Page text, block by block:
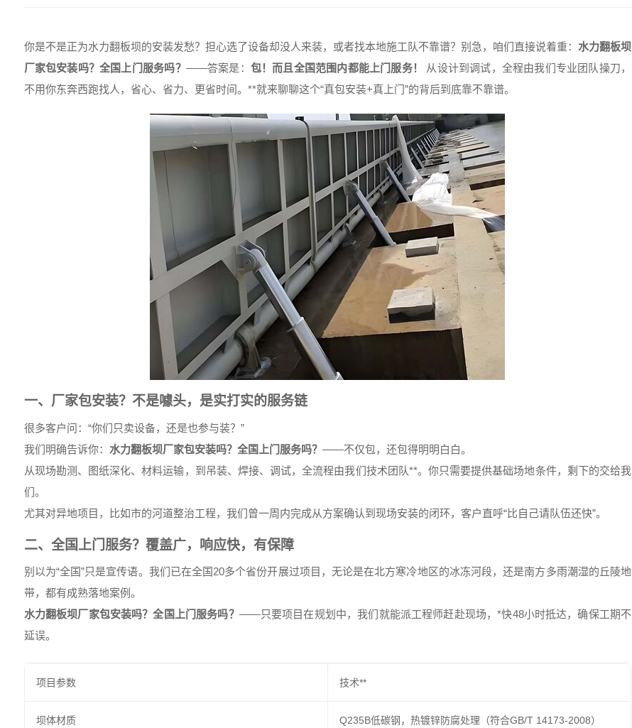
你是不是正为水力翻板坝的安装发愁？担心选了设备却没人来装，或者找本地施工队不靠谱？别急，咱们直接说着重： 水力翻板坝
厂家包安装吗？全国上门服务吗？ ——答案是： 包！而且全国范围内都能上门服务！
从设计到调试，全程由我们专业团队操刀，
不用你东奔西跑找人，省心、省力、更省时间。**就来聊聊这个“真包安装+真上门”的背后到底靠不靠谱。
一、厂家包安装？不是噱头，是实打实的服务链
很多客户问：“你们只卖设备，还是也参与装？”
我们明确告诉你： 水力翻板坝厂家包安装吗？全国上门服务吗？ ——不仅包，还包得明明白白。
从现场勘测、图纸深化、材料运输，到吊装、焊接、调试，全流程由我们技术团队**。你只需要提供基础场地条件，剩下的交给我
们。
尤其对异地项目，比如市的河道整治工程，我们曾一周内完成从方案确认到现场安装的闭环，客户直呼“比自己请队伍还快”。
二、全国上门服务？覆盖广，响应快，有保障
别以为“全国”只是宣传语。我们已在全国20多个省份开展过项目，无论是在北方寒冷地区的冰冻河段，还是南方多雨潮湿的丘陵地
带，都有成熟落地案例。
水力翻板坝厂家包安装吗？全国上门服务吗？ ——只要项目在规划中，我们就能派工程师赶赴现场，*快48小时抵达，确保工期不
延误。
项目参数 技术**
坝体材质 Q235B低碳钢，热镀锌防腐处理（符合GB/T 14173-2008）